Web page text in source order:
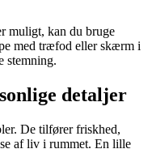
muligt, kan du bruge
med træfod eller skærm i
stemning.
detaljer
De tilfører friskhed,
af liv i rummet. En lille